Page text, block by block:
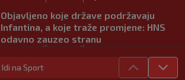
Objavljeno koje države podržavaju
Infantina, a koje traže promjene: HNS
odavno zauzeo stranu
| |
UEFA pokreće istragu: Je li Infantino
Idi na Sport